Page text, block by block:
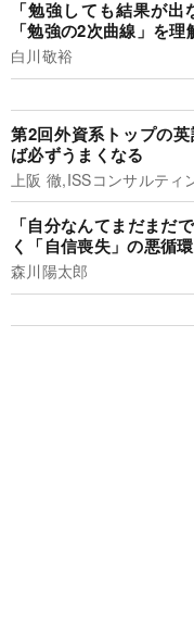
「勉強しても結果が
「勉強の2次曲線」を理
白川敬裕
第2回外資系トップの
ば必ずうまくなる
上阪 徹,ISSコンサルティ
「自分なんてまだまだ
く「自信喪失」の悪循
森川陽太郎